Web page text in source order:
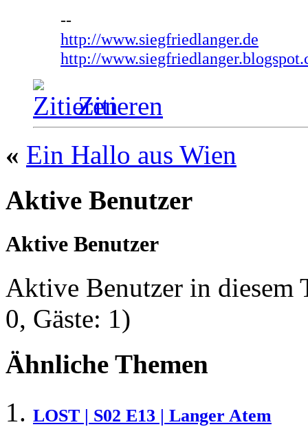
--
http://www.siegfriedlanger.de
http://
Zitieren
« Ein Hallo aus Wien
Aktive Benutzer
Aktive Benutzer
Aktive Benutzer in diesem
0, Gäste: 1)
Ähnliche Themen
LOST | S02 E13 | Langer Atem